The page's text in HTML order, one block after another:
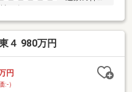
ます！売却・住替・購入・
フリーダイヤル「0120-135-
様に「ありがとう」と言
安全な不動産取引を通し
してまいります。
４ 980万円
円
:-）